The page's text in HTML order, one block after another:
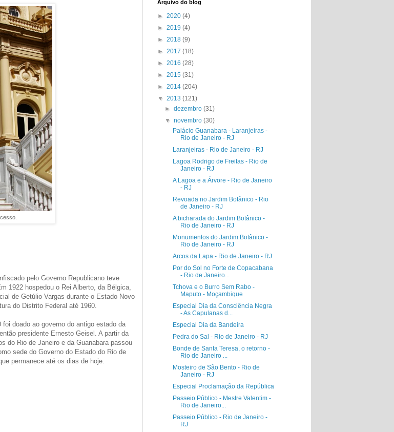
pelo Governo Republicano teve
1922 hospedou o Rei Alberto, da Bélgica,
de Getúlio Vargas durante o Estado Novo
do Distrito Federal até 1960.
foi doado ao governo do antigo estado da
presidente Ernesto Geisel. A partir da
do Rio de Janeiro e da Guanabara passou
sede do Governo do Estado do Rio de
permanece até os dias de hoje.
Arquivo do blog
► 2020 (4)
► 2019 (4)
► 2018 (9)
► 2017 (18)
► 2016 (28)
► 2015 (31)
► 2014 (204)
▼ 2013 (121)
►dezembro(31)
▼novembro(30)
Palácio Guanabara - Laranjeiras -
Rio de Janeiro - RJ
Laranjeiras - Rio de Janeiro - RJ
Lagoa Rodrigo de Freitas - Rio de
Janeiro - RJ
A Lagoa e a Árvore - Rio de Janeiro
- RJ
Revoada no Jardim Botânico - Rio
de Janeiro - RJ
A bicharada do Jardim Botânico -
Rio de Janeiro - RJ
Monumentos do Jardim Botânico -
Rio de Janeiro - RJ
Arcos da Lapa - Rio de Janeiro - RJ
Por do Sol no Forte de Copacabana
- Rio de Janeiro...
Tchova e o Burro Sem Rabo -
Maputo - Moçambique
Especial Dia da Consciência Negra
- As Capulanas d...
Especial Dia da Bandeira
Pedra do Sal - Rio de Janeiro - RJ
Bonde de Santa Teresa, o retorno -
Rio de Janeiro ...
Mosteiro de São Bento - Rio de
Janeiro - RJ
Especial Proclamação da República
Passeio Público - Mestre Valentim -
Rio de Janeiro...
Passeio Público - Rio de Janeiro -
RJ